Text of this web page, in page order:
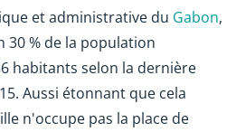
et administrative du Gabon,
30 % de la population
habitants selon la dernière
Aussi étonnant que cela
n'occupe pas la place de